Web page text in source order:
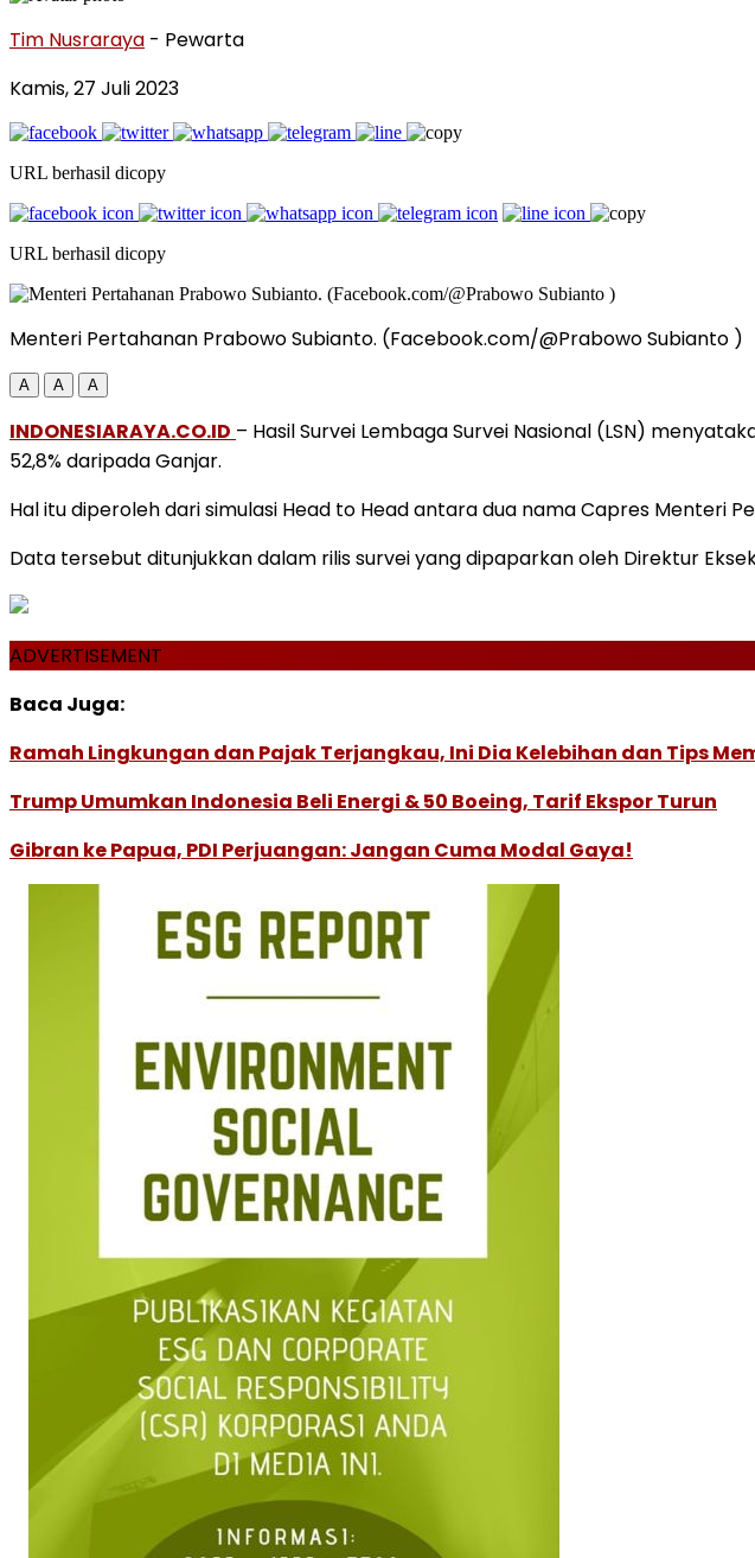
Tim Nusraraya - Pewarta
Kamis, 27 Juli 2023
URL berhasil dicopy
URL berhasil dicopy
Menteri Pertahanan Prabowo Subianto. (Facebook.com/@Prabowo Subianto )
A A A
INDONESIARAYA.CO.ID – Hasil Survei Lembaga Survei Nasional (LSN)
52,8% daripada Ganjar.
Hal itu diperoleh dari simulasi Head to Head antara dua nama Capres Menteri
Data tersebut ditunjukkan dalam rilis survei yang dipaparkan oleh Direktur
ADVERTISEMENT
Baca Juga:
Ramah Lingkungan dan Pajak Terjangkau, Ini Dia Kelebihan dan Tips
Trump Umumkan Indonesia Beli Energi & 50 Boeing, Tarif Ekspor Turun
Gibran ke Papua, PDI Perjuangan: Jangan Cuma Modal Gaya!